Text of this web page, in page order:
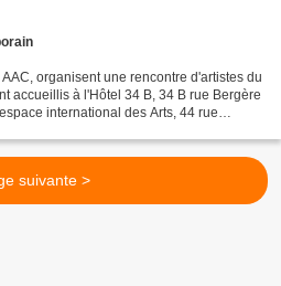
organisent une rencontre d'artistes du
accueillis à l'Hôtel 34 B, 34 B rue Bergère
international des Arts, 44 rue
suivante >